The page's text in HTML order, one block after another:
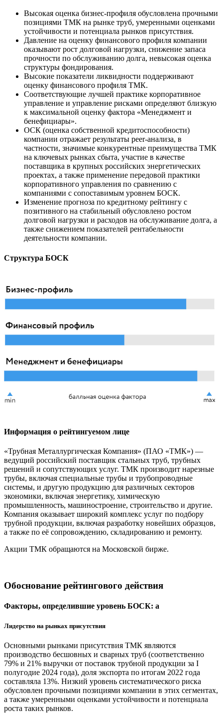
Высокая оценка бизнес-профиля обусловлена прочными
позициями ТМК на рынке труб, умеренными оценками
устойчивости и потенциала рынков присутствия.
Давление на оценку финансового профиля компании
оказывают рост долговой нагрузки, снижение запаса
прочности по обслуживанию долга, невысокая оценка
структуры фондирования.
Высокие показатели ликвидности поддерживают
оценку финансового профиля ТМК.
Соответствующие лучшей практике корпоративное
управление и управление рисками определяют близкую
к максимальной оценку фактора «Менеджмент и
бенефициары».
ОСК (оценка собственной кредитоспособности)
компании отражает результаты peer-анализа, в
частности, значимые конкурентные преимущества ТМК
на ключевых рынках сбыта, участие в качестве
поставщика в крупных российских энергетических
проектах, а также применение передовой практики
корпоративного управления по сравнению с
компаниями с сопоставимым уровнем БОСК.
Изменение прогноза по кредитному рейтингу с
позитивного на стабильный обусловлено ростом
долговой нагрузки и расходов на обслуживание долга, а
также снижением показателей рентабельности
деятельности компании.
Структура БОСК
Информация о рейтингуемом лице
«Трубная Металлургическая Компания» (ПАО «ТМК») —
ведущий российский поставщик стальных труб, трубных
решений и сопутствующих услуг. ТМК производит нарезные
трубы, включая специальные трубы и трубопроводные
системы, и другую продукцию для различных секторов
экономики, включая энергетику, химическую
промышленность, машиностроение, строительство и другие.
Компания оказывает широкий комплекс услуг по подбору
трубной продукции, включая разработку новейших образцов,
а также по её сопровождению, складированию и ремонту.
Акции ТМК обращаются на Московской бирже.
Обоснование рейтингового действия
Факторы, определившие уровень БОСК: a
Лидерство на рынках присутствия
Основными рынками присутствия ТМК являются
производство бесшовных и сварных труб (соответственно
79% и 21% выручки от поставок трубной продукции за I
полугодие 2024 года), доля экспорта по итогам 2022 года
составляла 13%. Низкий уровень систематического риска
обусловлен прочными позициями компании в этих сегментах,
а также умеренными оценками устойчивости и потенциала
роста таких рынков.